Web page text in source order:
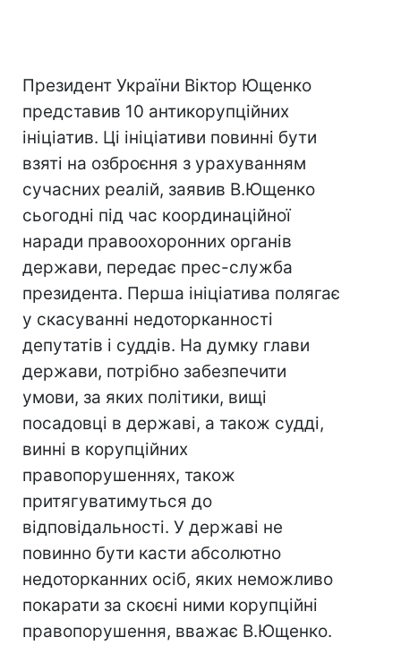
Президент України Віктор Ющенко
представив 10 антикорупційних
ініціатив. Ці ініціативи повинні бути
взяті на озброєння з урахуванням
сучасних реалій, заявив В.Ющенко
сьогодні під час координаційної
наради правоохоронних органів
держави, передає прес-служба
президента. Перша ініціатива полягає
у скасуванні недоторканності
депутатів і суддів. На думку глави
держави, потрібно забезпечити
умови, за яких політики, вищі
посадовці в державі, а також судді,
винні в корупційних
правопорушеннях, також
притягуватимуться до
відповідальності. У державі не
повинно бути касти абсолютно
недоторканних осіб, яких неможливо
покарати за скоєні ними корупційні
правопорушення, вважає В.Ющенко.